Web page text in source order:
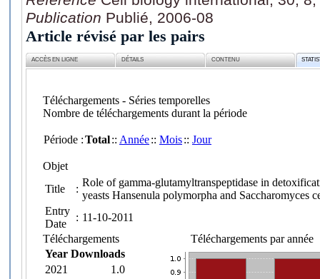
Publication Publié, 2006-08
Article révisé par les pairs
ACCÈS EN LIGNE DÉTAILS CONTENU